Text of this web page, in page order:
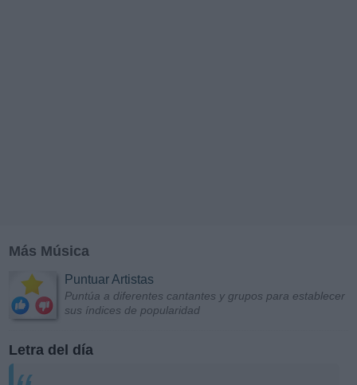
Más Música
Puntuar Artistas
Puntúa a diferentes cantantes y grupos para establecer
sus índices de popularidad
Letra del día